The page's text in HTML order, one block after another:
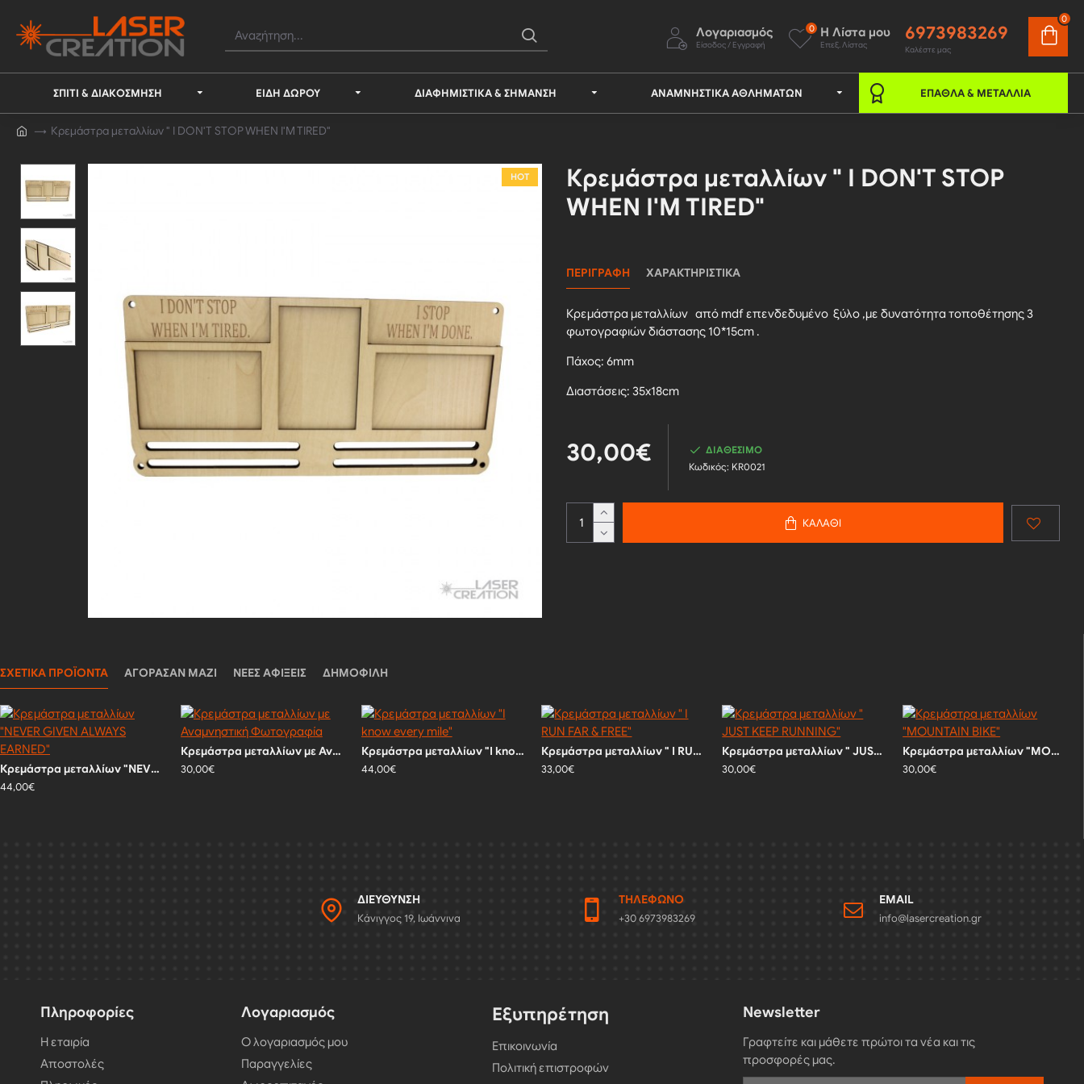
Λογαριασμός
Είσοδος / Εγγραφή
Η Λίστα μου
Επεξ. Λίστας
0 6973983269
Καλέστε μας
0
ΣΠΊΤΙ & ΔΙΑΚΌΣΜΗΣΗ ΕΊΔΗ ΔΏΡΟΥ ΔΙΑΦΗΜΙΣΤΙΚΆ & ΣΉΜΑΝΣΗ ΑΝΑΜΝΗΣΤΙΚΆ ΑΘΛΗΜΆΤΩΝ ΈΠΑΘΛΑ & ΜΕΤΆΛΛΙΑ
Κρεμάστρα μεταλλίων " I DON'T STOP WHEN I'M TIRED"
HOT
Κρεμάστρα μεταλλίων " I DON'T STOP
WHEN I'M TIRED"
ΠΕΡΙΓΡΑΦΉ ΧΑΡΑΚΤΗΡΙΣΤΙΚΆ
Κρεμάστρα μεταλλίων από mdf επενδεδυμένο ξύλο ,με δυνατότητα τοποθέτησης 3
φωτογραφιών διάστασης 10*15cm .
Πάχος: 6mm
Διαστάσεις: 35x18cm
30,00€
ΔΙΑΘΈΣΙΜΟ
Κωδικός: KR0021
ΚΑΛΆΘΙ
ΣΧΕΤΙΚΆ ΠΡΟΪΌΝΤΑ ΑΓΌΡΑΣΑΝ ΜΑΖΊ ΝΈΕΣ ΑΦΊΞΕΙΣ ΔΗΜΟΦΙΛΉ
Κρεμάστρα μεταλλίων "NEVER GIVEN ALWAYS EARNED"
44,00€
Κρεμάστρα μεταλλίων με Αναμνηστική Φωτογραφία
30,00€
Κρεμάστρα μεταλλίων "I know every mile"
44,00€
Κρεμάστρα μεταλλίων " I RUN FAR & FREE"
33,00€
Κρεμάστρα μεταλλίων " JUST KEEP RUNNING"
30,00€
Κρεμάστρα μεταλλίων "MOUNTAIN BIKE"
30,00€
ΔΙΕΎΘΥΝΣΗ
Κάνιγγος 19, Ιωάννινα
ΤΗΛΈΦΩΝΟ
+30 6973983269
EMAIL
info@lasercreation.gr
Πληροφορίες
Η εταιρία
Αποστολές
Λογαριασμός
Ο λογαριασμός μου
Παραγγελίες
Εξυπηρέτηση
Επικοινωνία
Πολιτική επιστροφών
Newsletter
Γραφτείτε και μάθετε πρώτοι τα νέα και τις
προσφορές μας.